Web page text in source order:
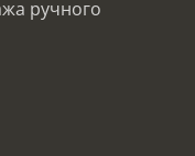
ручного